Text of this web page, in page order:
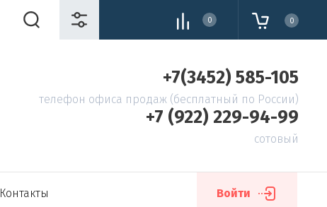
Контакты Войти
+7(3452) 585-105
телефон офиса продаж (бесплатный по России)
+7 (922) 229-94-99
сотовый
0 0